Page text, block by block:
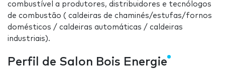
combustível a produtores, distribuidores e tecnólogos
de combustão ( caldeiras de chaminés/estufas/fornos
domésticos / caldeiras automáticas / caldeiras
industriais).
Perfil de Salon Bois Energie